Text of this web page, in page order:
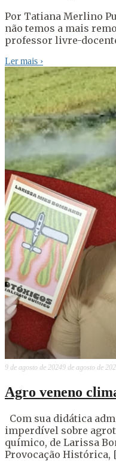
Por Tatiana Merlino
não temos a mais
professor livre-
Ler mais ›
9 de agosto de 20249 de agosto de
Agro veneno
Com sua didática
imperdível sobre
químico, de Larissa
Provocação Histórica,